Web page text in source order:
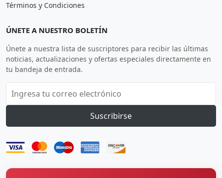
Términos y Condiciones
ÚNETE A NUESTRO BOLETÍN
Únete a nuestra lista de suscriptores para recibir las últimas
noticias, actualizaciones y ofertas especiales directamente en
tu bandeja de entrada.
Suscribirse